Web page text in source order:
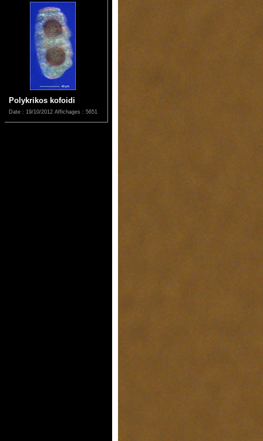
Polykrikos kofoidi
Date : 19/10/2012 Affichages : 5651